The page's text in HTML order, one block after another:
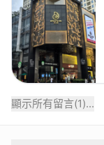
顯示所有留言(1)...